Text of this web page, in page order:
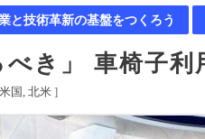
と技術革新の基盤をつくろう
べき」 車椅子
米国 北米 ]